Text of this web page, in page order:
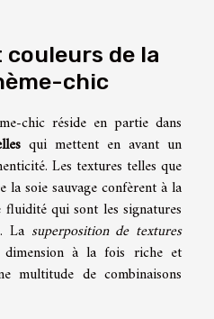
de la
chic
chic réside en partie dans
qui mettent en avant un
Les textures telles que
soie sauvage confèrent à la
qui sont les signatures
La superposition de textures
à la fois riche et
multitude de combinaisons